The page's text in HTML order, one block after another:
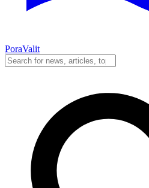
PoraValit